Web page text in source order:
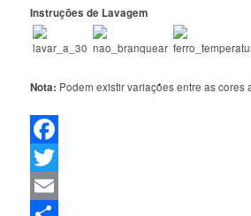
Instruções de Lavagem
Nota: Podem existir variações entre as
Facebook
Twitter